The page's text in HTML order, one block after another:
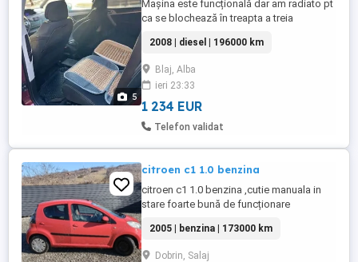
5
Mașina este funcțională dar am radiato pt
ca se blochează în treapta a treia
2008 | diesel | 196000 km
Blaj, Alba
ieri 23:33
1 234 EUR
Telefon validat
citroen c1 1.0 benzina
citroen c1 1.0 benzina ,cutie manuala in
stare foarte bună de funcționare
2005 | benzina | 173000 km
Dobrin, Salaj